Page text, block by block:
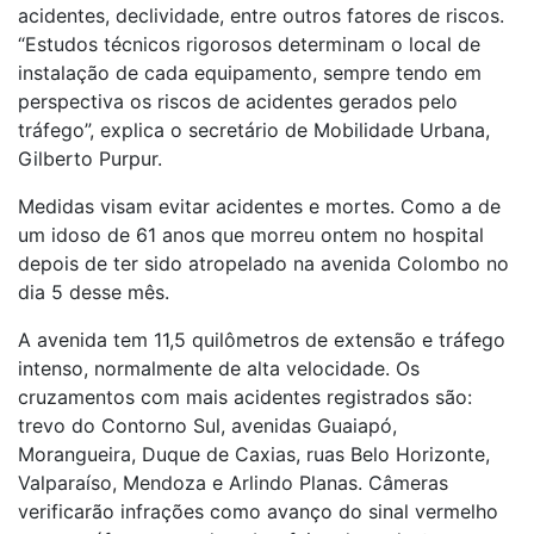
acidentes, declividade, entre outros fatores de riscos.
“Estudos técnicos rigorosos determinam o local de
instalação de cada equipamento, sempre tendo em
perspectiva os riscos de acidentes gerados pelo
tráfego”, explica o secretário de Mobilidade Urbana,
Gilberto Purpur.
Medidas visam evitar acidentes e mortes. Como a de
um idoso de 61 anos que morreu ontem no hospital
depois de ter sido atropelado na avenida Colombo no
dia 5 desse mês.
A avenida tem 11,5 quilômetros de extensão e tráfego
intenso, normalmente de alta velocidade. Os
cruzamentos com mais acidentes registrados são:
trevo do Contorno Sul, avenidas Guaiapó,
Morangueira, Duque de Caxias, ruas Belo Horizonte,
Valparaíso, Mendoza e Arlindo Planas. Câmeras
verificarão infrações como avanço do sinal vermelho